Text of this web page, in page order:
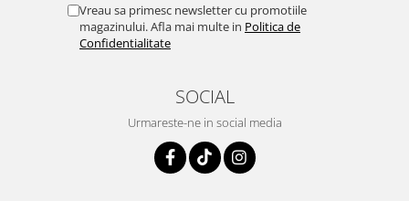
Vreau sa primesc newsletter cu promotiile
magazinului. Afla mai multe in Politica de
Confidentialitate
SOCIAL
Urmareste-ne in social media